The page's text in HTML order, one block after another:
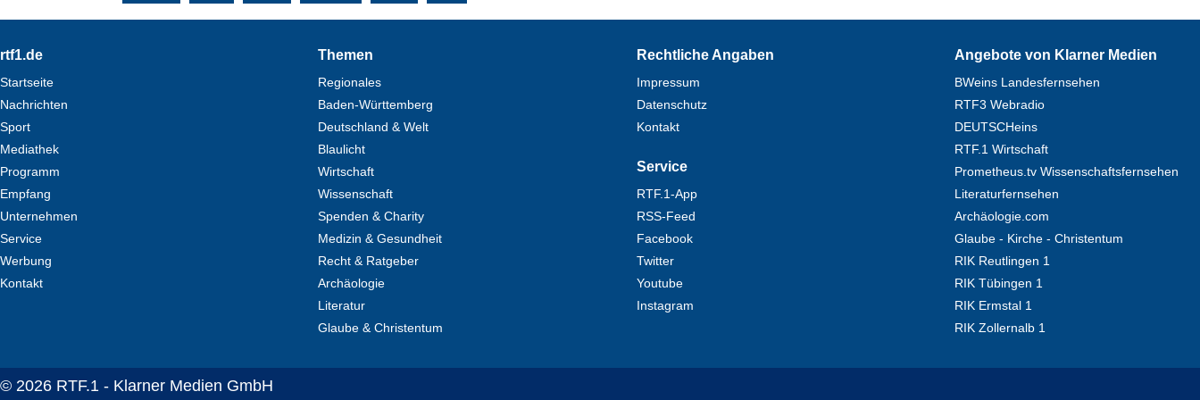
Footer
© 2026 RTF.1 - Klarner Medien GmbH
rtf1.de
Startseite
Nachrichten
Sport
Mediathek
Programm
Empfang
Unternehmen
Service
Werbung
Kontakt
Themen
Regionales
Baden-Württemberg
Deutschland & Welt
Blaulicht
Wirtschaft
Wissenschaft
Spenden & Charity
Medizin & Gesundheit
Recht & Ratgeber
Archäologie
Literatur
Glaube & Christentum
Rechtliche Angaben
Impressum
Datenschutz
Kontakt
Service
RTF.1-App
RSS-Feed
Facebook
Twitter
Youtube
Instagram
Angebote von Klarner Medien
BWeins Landesfernsehen
RTF3 Webradio
DEUTSCHeins
RTF.1 Wirtschaft
Prometheus.tv Wissenschaftsfernsehen
Literaturfernsehen
Archäologie.com
Glaube - Kirche - Christentum
RIK Reutlingen 1
RIK Tübingen 1
RIK Ermstal 1
RIK Zollernalb 1